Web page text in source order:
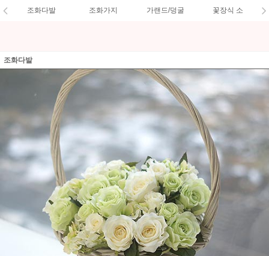
조화다발 조화가지 가랜드/덩굴 꽃장식 소
조화다발